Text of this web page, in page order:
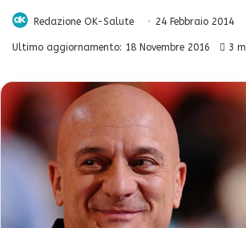
Redazione OK-Salute 24 Febbraio 2014
Ultimo aggiornamento: 18 Novembre 2016 3